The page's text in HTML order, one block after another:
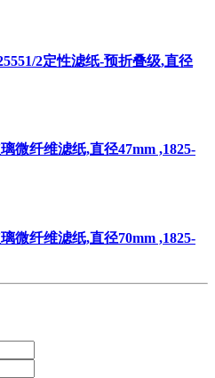
2定性滤纸-预折叠级,直径
微纤维滤纸,直径47mm ,1825-
微纤维滤纸,直径70mm ,1825-